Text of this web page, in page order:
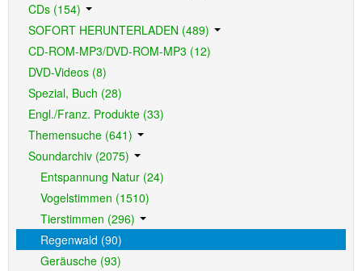
CDs (154)
SOFORT HERUNTERLADEN (489)
CD-ROM-MP3/DVD-ROM-MP3 (12)
DVD-Videos (8)
Spezial, Buch (28)
Engl./Franz. Produkte (33)
Themensuche (641)
Soundarchiv (2075)
Entspannung Natur (24)
Vogelstimmen (1510)
Tierstimmen (296)
Regenwald (90)
Geräusche (93)